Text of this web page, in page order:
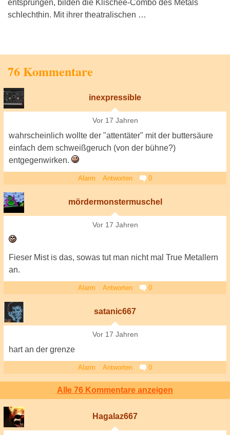
entsprungen, bilden die Klischee-Combo des Metals
schlechthin. Mit ihrer theatralischen …
76 Kommentare
inexpressible
Vor 17 Jahren
wahrscheinlich wollte der "attentäter" mit der buttersäure
einfach dem schweißgeruch (von der bühne?)
entgegenwirken.
Alarm Antworten 0
mördermonstermuschel
Vor 17 Jahren
Fieser Mist is das, sowas tut man nicht mal True Metallern
an.
Alarm Antworten 0
satanic667
Vor 17 Jahren
hart an der grenze
Alarm Antworten 0
Alle 76 Kommentare anzeigen
Hagalaz667